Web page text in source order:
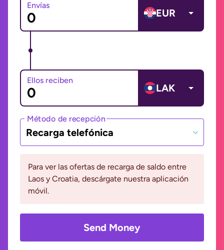
Envías
EUR
Ellos reciben
LAK
Método de recepción
Recarga telefónica
Para ver las ofertas de recarga de saldo entre
Laos y Croatia, descárgate nuestra aplicación
móvil.
Send Money